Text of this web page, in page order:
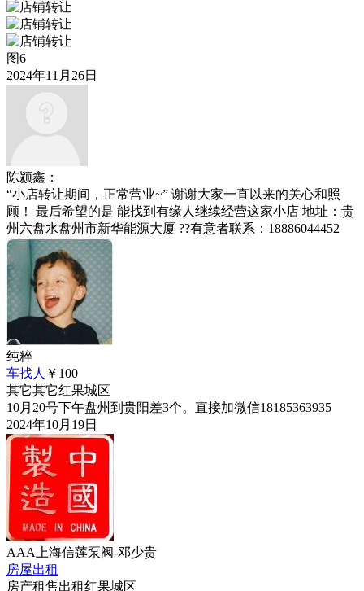
图6
2024年11月26日
陈颍鑫：
“小店转让期间，正常营业~” 谢谢大家一直以来的关心和照
顾！ 最后希望的是 能找到有缘人继续经营这家小店 地址：贵
州六盘水盘州市新华能源大厦 ??有意者联系：18886044452
纯粹
车找人 ￥100
其它其它红果城区
10月20号下午盘州到贵阳差3个。直接加微信18185363935
2024年10月19日
AAA上海信莲泵阀-邓少贵
房屋出租
房产租售出租红果城区